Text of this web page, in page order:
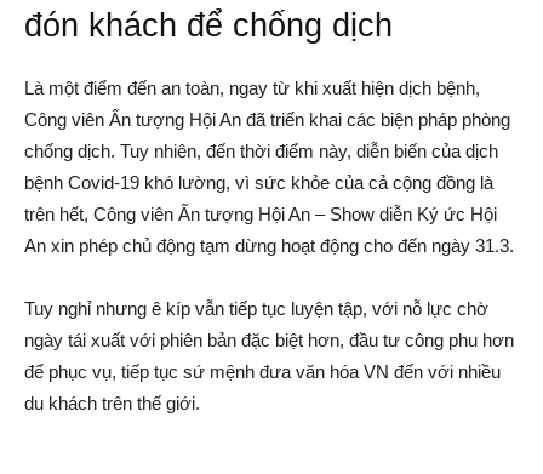
đón khách để chống dịch
Là một điểm đến an toàn, ngay từ khi xuất hiện dịch bệnh,
Công viên Ấn tượng Hội An đã triển khai các biện pháp phòng
chống dịch. Tuy nhiên, đến thời điểm này, diễn biến của dịch
bệnh Covid-19 khó lường, vì sức khỏe của cả cộng đồng là
trên hết, Công viên Ấn tượng Hội An – Show diễn Ký ức Hội
An xin phép chủ động tạm dừng hoạt động cho đến ngày 31.3.
Tuy nghỉ nhưng ê kíp vẫn tiếp tục luyện tập, với nỗ lực chờ
ngày tái xuất với phiên bản đặc biệt hơn, đầu tư công phu hơn
để phục vụ, tiếp tục sứ mệnh đưa văn hóa VN đến với nhiều
du khách trên thế giới.